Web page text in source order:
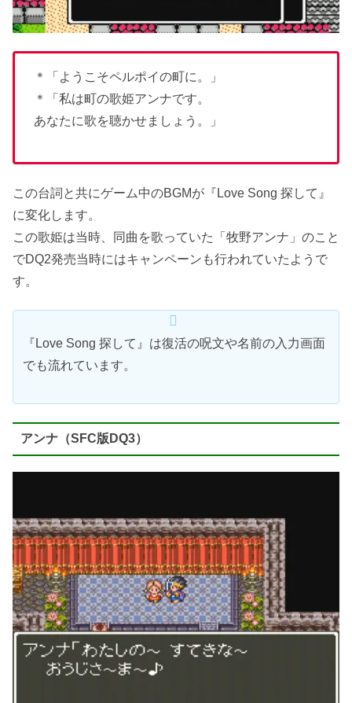
＊「ようこそペルポイの町に。」
＊「私は町の歌姫アンナです。
あなたに歌を聴かせましょう。」
この台詞と共にゲーム中のBGMが『Love Song 探して』
に変化します。
この歌姫は当時、同曲を歌っていた「牧野アンナ」のこと
でDQ2発売当時にはキャンペーンも行われていたようで
す。
『Love Song 探して』は復活の呪文や名前の入力画面
でも流れています。
アンナ（SFC版DQ3）